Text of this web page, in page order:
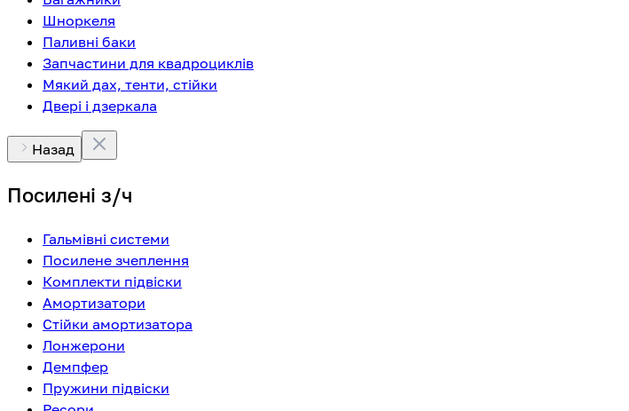
Шноркеля
Паливні баки
Запчастини для квадроциклів
Мякий дах, тенти, стійки
Двері і дзеркала
Назад
Посилені з/ч
Гальмівні системи
Посилене зчеплення
Комплекти підвіски
Амортизатори
Стійки амортизатора
Лонжерони
Демпфер
Пружини підвіски